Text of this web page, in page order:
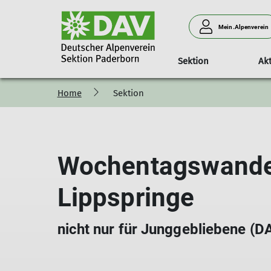
Mein.Alpenverein
Sektion
Mitgliedschaft
Kurse
Kletterausbildung
DAV-Kurse
Die Kletteranlagen
Bergsteigen
Kontakt
MTB
unser Beitrag
Home Sektion
Lippspringe
nicht nur für Junggebliebene